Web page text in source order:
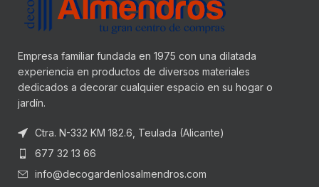
Empresa familiar fundada en 1975 con una dilatada
experiencia en productos de diversos materiales
dedicados a decorar cualquier espacio en su hogar o
jardín.
Ctra. N-332 KM 182.6, Teulada (Alicante)
677 32 13 66
info@decogardenlosalmendros.com